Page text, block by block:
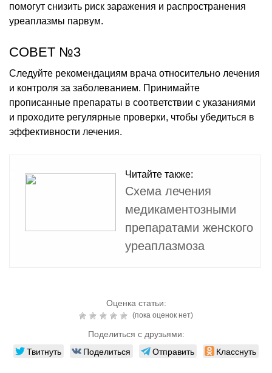
помогут снизить риск заражения и распространения
уреаплазмы парвум.
СОВЕТ №3
Следуйте рекомендациям врача относительно лечения
и контроля за заболеванием. Принимайте
прописанные препараты в соответствии с указаниями
и проходите регулярные проверки, чтобы убедиться в
эффективности лечения.
Читайте также:
Схема лечения
медикаментозными
препаратами женского
уреаплазмоза
Оценка статьи:
(пока оценок нет)
Поделиться с друзьями:
Твитнуть Поделиться Отправить Класснуть